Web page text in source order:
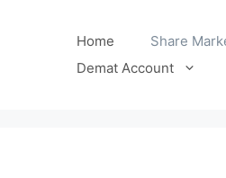
Home Share
Demat Account